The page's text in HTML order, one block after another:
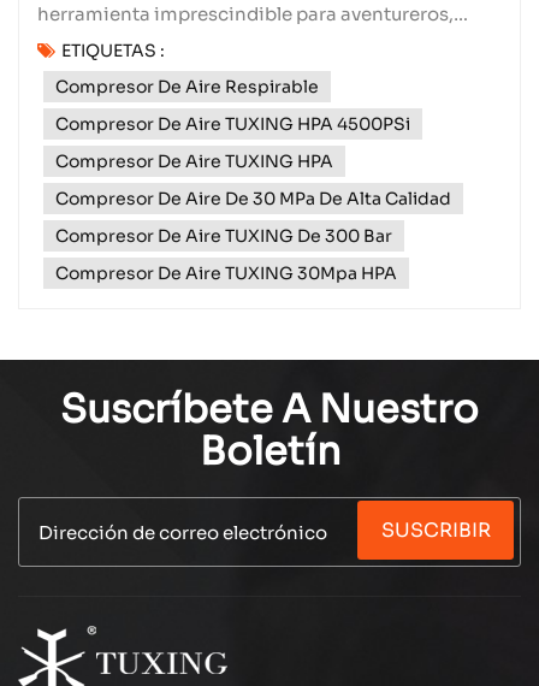
herramienta imprescindible para aventureros,
conductores y entusiastas de las actividades al aire
libre. Alimentado directamente por la batería de su
vehículo o una fuente de alimentación portátil,
proporciona presión de aire en movimiento para
emergencias, r...
ETIQUETAS :
Compresor De Aire Respirable
Compresor De Aire TUXING HPA 4500PSi
Compresor De Aire TUXING HPA
Compresor De Aire De 30 MPa De Alta Calidad
Compresor De Aire TUXING De 300 Bar
Compresor De Aire TUXING 30Mpa HPA
Suscríbete A Nuestro
Boletín
SUSCRIBIR